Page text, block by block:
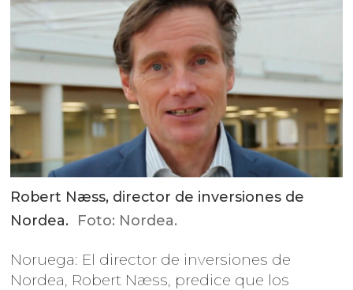
Robert Næss, director de inversiones de
Nordea. Foto: Nordea.
Noruega: El director de inversiones de
Nordea, Robert Næss, predice que los